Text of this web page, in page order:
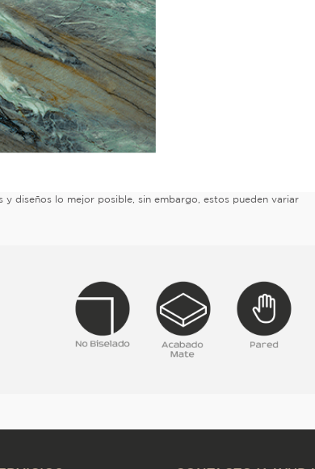
y diseños lo mejor posible, sin embargo, estos pueden variar